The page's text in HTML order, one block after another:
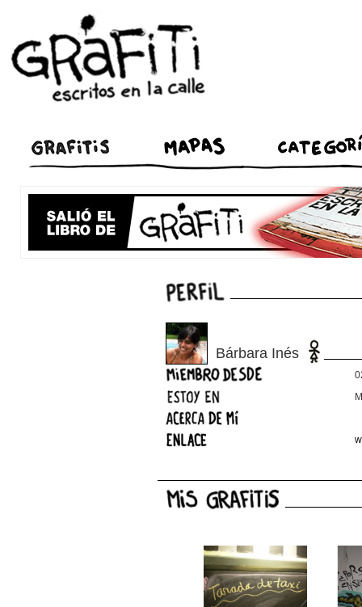
Bárbara Inés